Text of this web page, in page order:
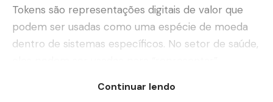
Tokens são representações digitais de valor que
podem ser usadas como uma espécie de moeda
dentro de sistemas específicos. No setor de saúde,
Continuar lendo